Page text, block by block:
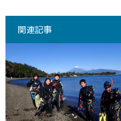
関連記事